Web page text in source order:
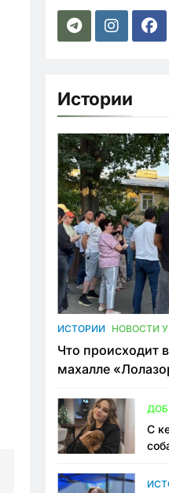
Истории
ИСТОРИИ НОВОСТИ
Что происходит
махалле
конфликта
С